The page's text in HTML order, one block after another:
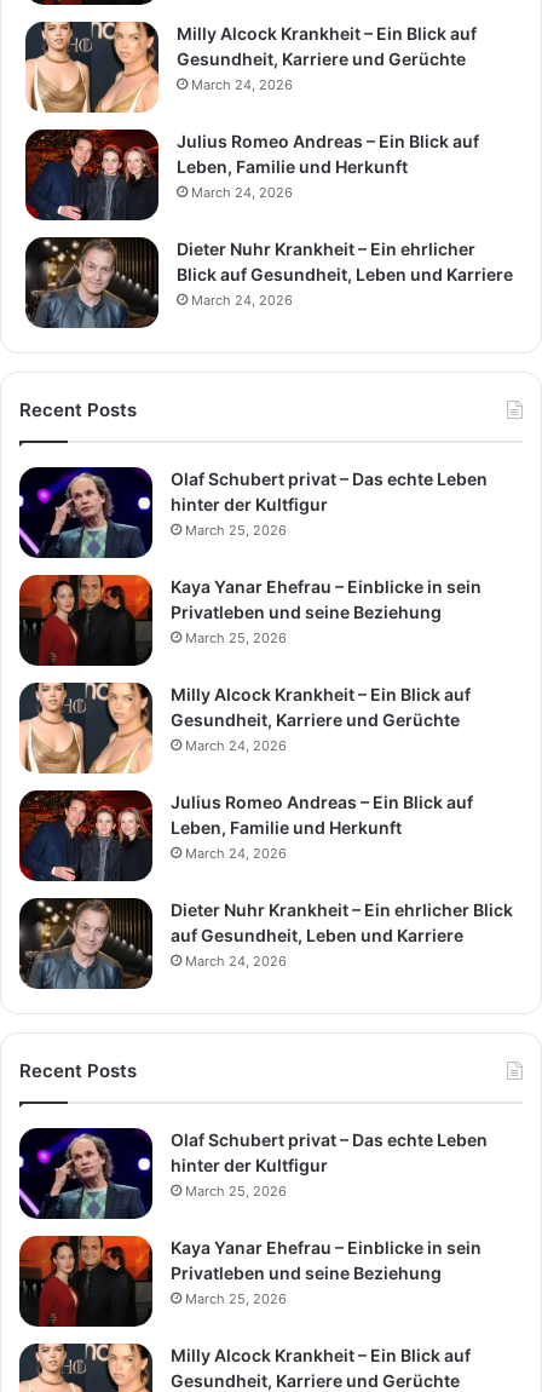
Milly Alcock Krankheit – Ein Blick auf
Gesundheit, Karriere und Gerüchte
March 24, 2026
Julius Romeo Andreas – Ein Blick auf
Leben, Familie und Herkunft
March 24, 2026
Dieter Nuhr Krankheit – Ein ehrlicher
Blick auf Gesundheit, Leben und Karriere
March 24, 2026
Recent Posts
Olaf Schubert privat – Das echte Leben
hinter der Kultfigur
March 25, 2026
Kaya Yanar Ehefrau – Einblicke in sein
Privatleben und seine Beziehung
March 25, 2026
Milly Alcock Krankheit – Ein Blick auf
Gesundheit, Karriere und Gerüchte
March 24, 2026
Julius Romeo Andreas – Ein Blick auf
Leben, Familie und Herkunft
March 24, 2026
Dieter Nuhr Krankheit – Ein ehrlicher Blick
auf Gesundheit, Leben und Karriere
March 24, 2026
Recent Posts
Olaf Schubert privat – Das echte Leben
hinter der Kultfigur
March 25, 2026
Kaya Yanar Ehefrau – Einblicke in sein
Privatleben und seine Beziehung
March 25, 2026
Milly Alcock Krankheit – Ein Blick auf
Gesundheit, Karriere und Gerüchte